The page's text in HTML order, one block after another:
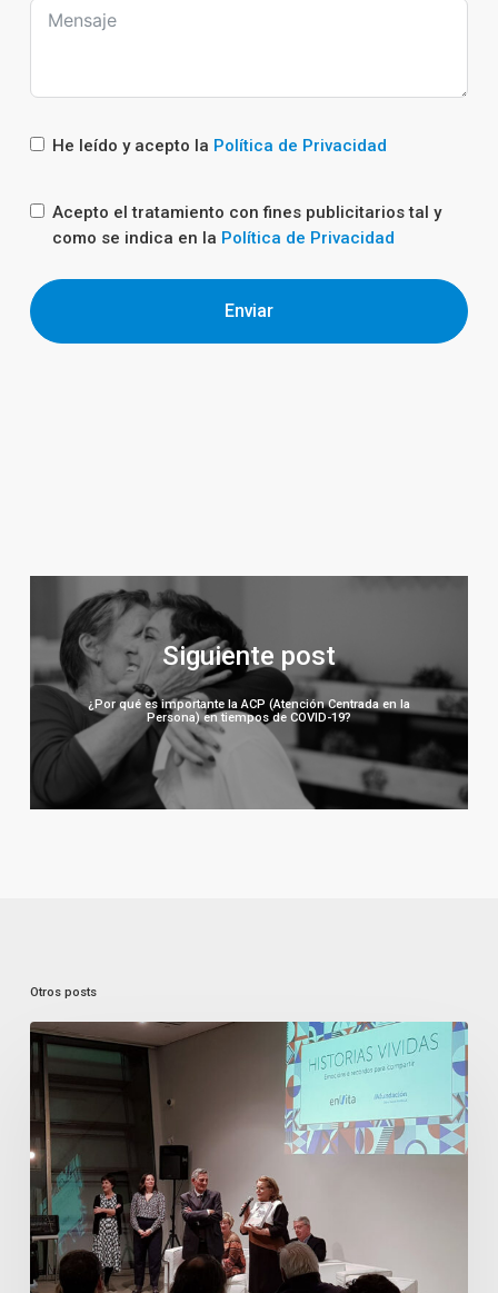
He leído y acepto la Política de Privacidad
Acepto el tratamiento con fines publicitarios tal y
como se indica en la Política de Privacidad
Enviar
¿Por qué es importante la ACP (Atención Centrada en la
Persona) en tiempos de COVID-19?
Otros posts